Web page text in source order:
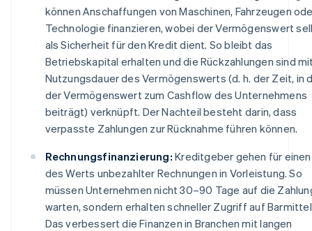
können Anschaffungen von Maschinen, Fahrzeugen
Technologie finanzieren, wobei der Vermögenswert
als Sicherheit für den Kredit dient. So bleibt das
Betriebskapital erhalten und die Rückzahlungen sind
Nutzungsdauer des Vermögenswerts (d. h. der Zeit, in
der Vermögenswert zum Cashflow des Unternehmens
beiträgt) verknüpft. Der Nachteil besteht darin, dass
verpasste Zahlungen zur Rücknahme führen können.
Rechnungsfinanzierung: Kreditgeber gehen für
des Werts unbezahlter Rechnungen in Vorleistung. So
müssen Unternehmen nicht 30–90 Tage auf die
warten, sondern erhalten schneller Zugriff auf
Das verbessert die Finanzen in Branchen mit langen